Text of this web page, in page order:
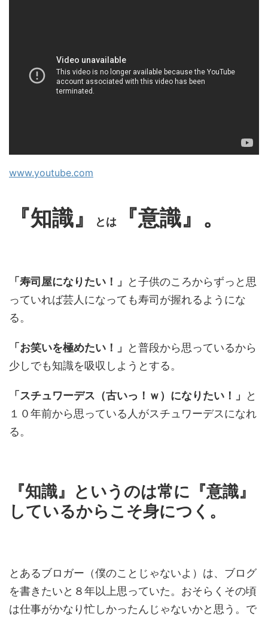
www.youtube.com
『知識』 とは 『意識』。
「寿司屋になりたい！」
と子供のころからずっと思
っていれば芸人になっても寿司が握れるようにな
る。
「お笑いを極めたい！」
と普段から思っているから
少しでも知識を吸収しようとする。
「スチュワーデス（古いっ！ｗ）になりたい！」
と
１０年前から思っている人がスチュワーデスになれ
る。
『知識』というのは常に『意識』
しているからこそ身につく。
とあるブロガー（僕のことじゃないよ）は、ブログ
を書きたいと８年以上思っていた。おそらくその頃
は仕事がかなり忙しかったんじゃないかと思う。で